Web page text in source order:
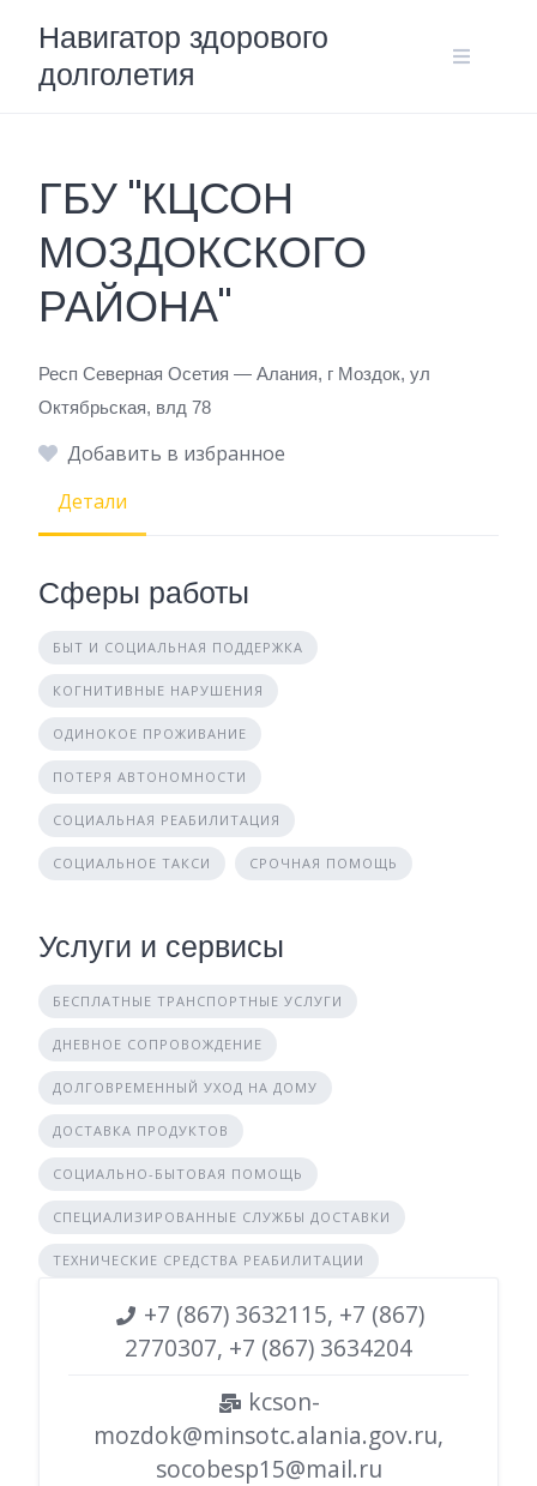
content
Навигатор здорового
долголетия
ГБУ "КЦСОН
МОЗДОКСКОГО
РАЙОНА"
Респ Северная Осетия — Алания, г Моздок, ул
Октябрьская, влд 78
Добавить в избранное
Детали
Сферы работы
БЫТ И СОЦИАЛЬНАЯ ПОДДЕРЖКА
КОГНИТИВНЫЕ НАРУШЕНИЯ
ОДИНОКОЕ ПРОЖИВАНИЕ
ПОТЕРЯ АВТОНОМНОСТИ
СОЦИАЛЬНАЯ РЕАБИЛИТАЦИЯ
СОЦИАЛЬНОЕ ТАКСИ СРОЧНАЯ ПОМОЩЬ
Услуги и сервисы
БЕСПЛАТНЫЕ ТРАНСПОРТНЫЕ УСЛУГИ
ДНЕВНОЕ СОПРОВОЖДЕНИЕ
ДОЛГОВРЕМЕННЫЙ УХОД НА ДОМУ
ДОСТАВКА ПРОДУКТОВ
СОЦИАЛЬНО-БЫТОВАЯ ПОМОЩЬ
СПЕЦИАЛИЗИРОВАННЫЕ СЛУЖБЫ ДОСТАВКИ
ТЕХНИЧЕСКИЕ СРЕДСТВА РЕАБИЛИТАЦИИ
+7 (867) 3632115, +7 (867)
2770307, +7 (867) 3634204
kcson-
mozdok@minsotc.alania.gov.ru,
socobesp15@mail.ru